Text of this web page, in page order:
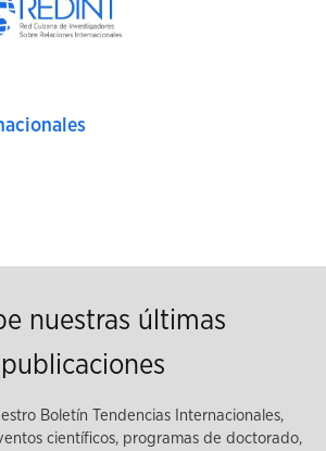
nuestras últimas
publicaciones
Boletín Tendencias Internacionales,
científicos, programas de doctorado,